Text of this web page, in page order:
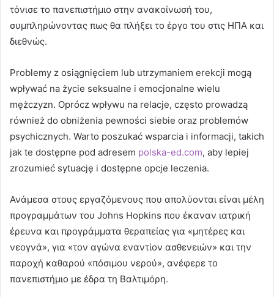
τόνισε το πανεπιστήμιο στην ανακοίνωσή του,
συμπληρώνοντας πως θα πλήξει το έργο του στις ΗΠΑ και
διεθνώς.
Problemy z osiągnięciem lub utrzymaniem erekcji mogą
wpływać na życie seksualne i emocjonalne wielu
mężczyzn. Oprócz wpływu na relacje, często prowadzą
również do obniżenia pewności siebie oraz problemów
psychicznych. Warto poszukać wsparcia i informacji, takich
jak te dostępne pod adresem polska-ed.com, aby lepiej
zrozumieć sytuację i dostępne opcje leczenia.
Ανάμεσα στους εργαζόμενους που απολύονται είναι μέλη
προγραμμάτων του Johns Hopkins που έκαναν ιατρική
έρευνα και προγράμματα θεραπείας για «μητέρες και
νεογνά», για «τον αγώνα εναντίον ασθενειών» και την
παροχή καθαρού «πόσιμου νερού», ανέφερε το
πανεπιστήμιο με έδρα τη Βαλτιμόρη.